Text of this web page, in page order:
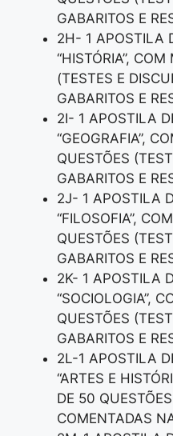
GABARITOS E
2H- 1 APOSTILA
“HISTÓRIA”,
(TESTES E
GABARITOS E
2I- 1 APOSTILA
“GEOGRAFIA”,
QUESTÕES
GABARITOS E
2J- 1 APOSTILA
“FILOSOFIA”,
QUESTÕES
GABARITOS E
2K- 1 APOSTILA
“SOCIOLOGIA”,
QUESTÕES
GABARITOS E
2L-1 APOSTILA
“ARTES E
DE 50
COMENTADAS